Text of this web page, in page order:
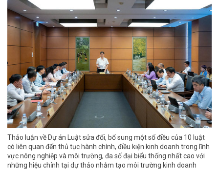
Thảo luận về Dự án Luật sửa đổi, bổ sung một số điều của 10 luật
có liên quan đến thủ tục hành chính, điều kiện kinh doanh trong lĩnh
vực nông nghiệp và môi trường, đa số đại biểu thống nhất cao với
những hiệu chỉnh tại dự thảo nhằm tạo môi trường kinh doanh